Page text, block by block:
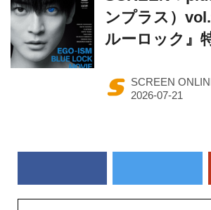
ンプラス）
ルーロック』
SCREEN